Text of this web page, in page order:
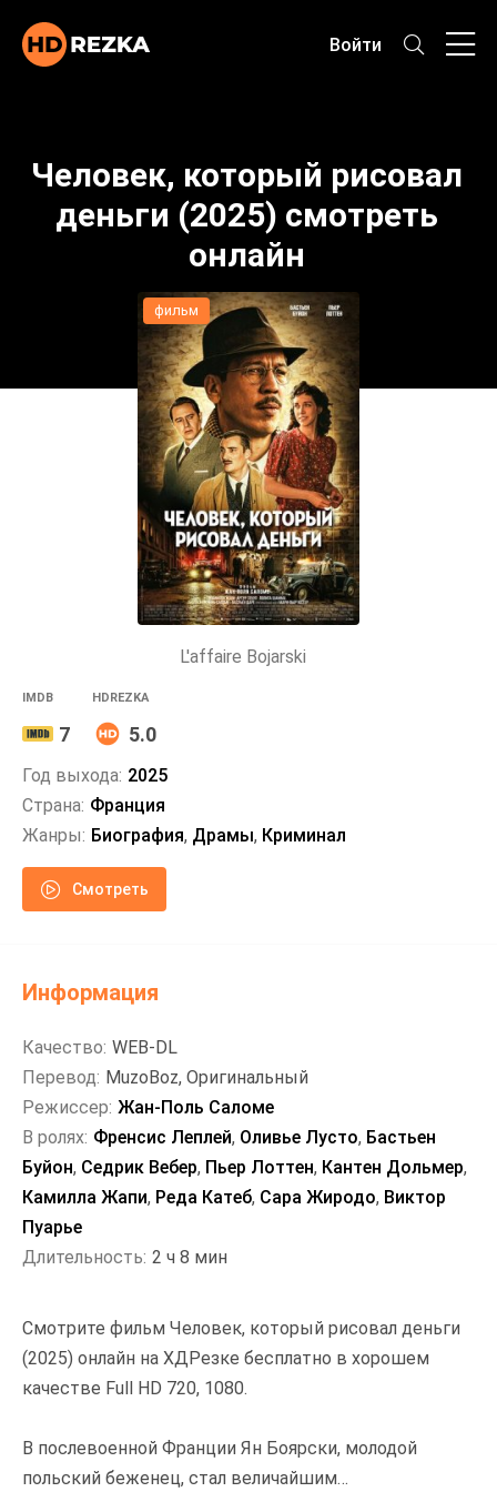
Войти
Человек, который рисовал
деньги (2025) смотреть
онлайн
фильм
L'affaire Bojarski
IMDB
7
HDREZKA
5.0
Год выхода: 2025
Страна: Франция
Жанры: Биография, Драмы, Криминал
Смотреть
Смотрите фильм Человек, который рисовал деньги
(2025) онлайн на ХДРезке бесплатно в хорошем
качестве Full HD 720, 1080.
В послевоенной Франции Ян Боярски, молодой
польский беженец, стал величайшим
Информация
Качество: WEB-DL
Перевод: MuzoBoz, Оригинальный
Режиссер: Жан-Поль Саломе
В ролях: Френсис Леплей, Оливье Лусто, Бастьен
Буйон, Седрик Вебер, Пьер Лоттен, Кантен Дольмер,
Камилла Жапи, Реда Катеб, Сара Жиродо, Виктор
Пуарье
Длительность: 2 ч 8 мин